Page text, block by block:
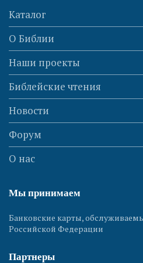
Каталог
О Библии
Наши проекты
Библейские чтения
Новости
Форум
О нас
Мы принимаем
Банковские карты,
Российской Федерации
Партнеры